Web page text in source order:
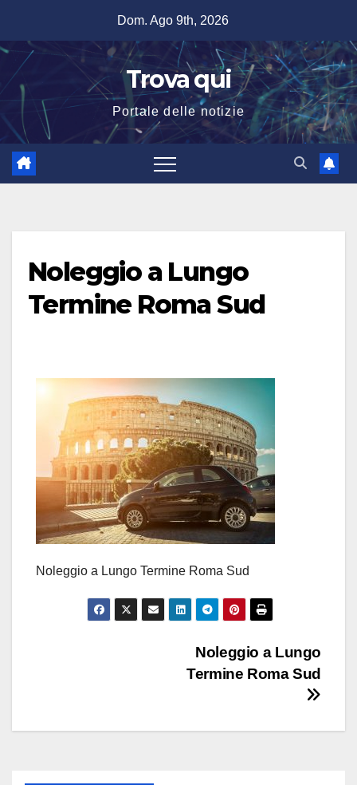
contenuto
Dom. Ago 9th, 2026
Trova qui
Portale delle notizie
Noleggio a Lungo
Termine Roma Sud
Noleggio a Lungo Termine Roma Sud
Noleggio a Lungo
Termine Roma Sud